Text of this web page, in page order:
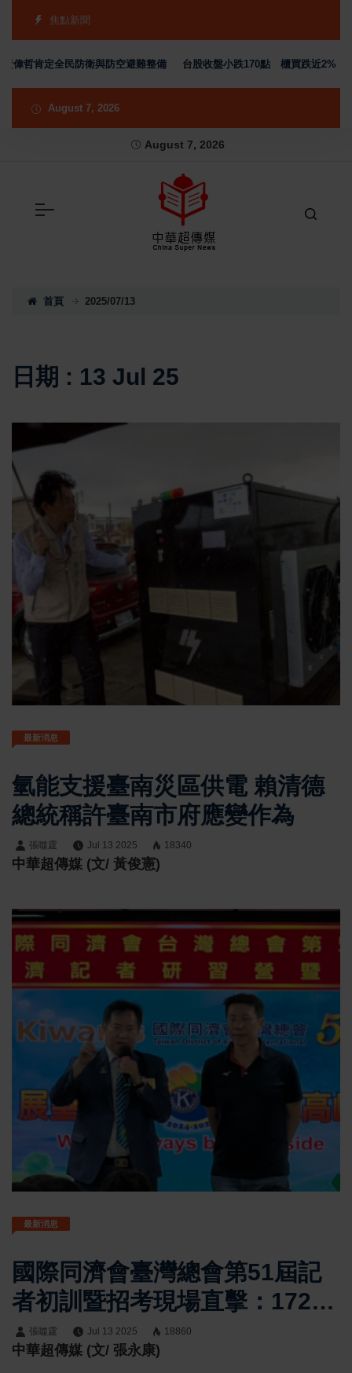
焦點新聞
哲肯定全民防衛與防空避難整備 台股收盤小跌170點 櫃買跌近2% 電
August 7, 2026
August 7, 2026
首頁 2025/07/13
日期 : 13 Jul 25
最新消息
氫能支援臺南災區供電 賴清德
總統稱許臺南市府應變作為
張噬霆 Jul 13 2025 18340
中華超傳媒 (文/ 黃俊憲)
最新消息
國際同濟會臺灣總會第51屆記
者初訓暨招考現場直擊：172位
熱血志工齊聚臺中，只為一支
筆的使命！
張噬霆 Jul 13 2025 18860
中華超傳媒 (文/ 張永康)